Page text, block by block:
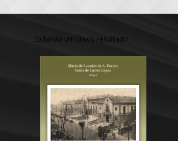
Exibindo um único resultado